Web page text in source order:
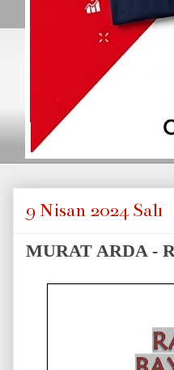
9 Nisan 2024 Salı
MURAT ARDA -